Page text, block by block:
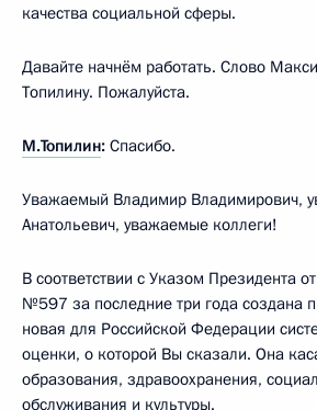
качества социальной сферы.
Давайте начнём работать. Слово
Топилину. Пожалуйста.
М.Топилин: Спасибо.
Уважаемый Владимир Владимирович,
Анатольевич, уважаемые коллеги!
В соответствии с Указом Президента
№597 за последние три года создана
новая для Российской Федерации
оценки, о которой Вы сказали. Она
образования, здравоохранения,
обслуживания и культуры.